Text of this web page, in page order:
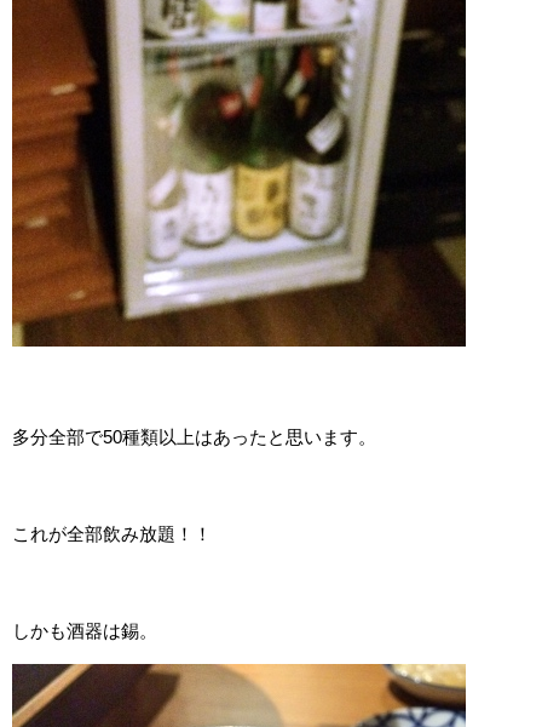
多分全部で50種類以上はあったと思います。
これが全部飲み放題！！
しかも酒器は錫。